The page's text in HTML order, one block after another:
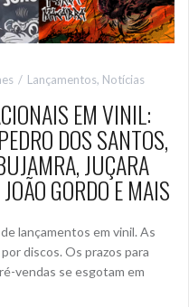
Lançamentos, Notícias
EM VINIL:
DOS SANTOS,
JUÇARA
GORDO E MAIS
lançamentos em vinil. As
discos. Os prazos para
vendas se esgotam em